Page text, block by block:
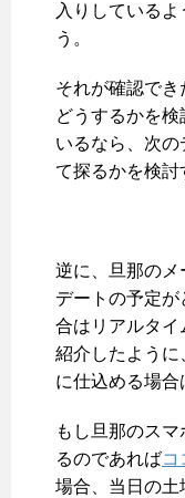
入りしている
う。
それが確認で
どうするかを
いるなら、次
て探るかを検討
逆に、旦那のメ
デートの予定
合はリアルタ
紹介したよう
に仕込める場合
もし旦那のス
るのであればコ
場合、当日の土